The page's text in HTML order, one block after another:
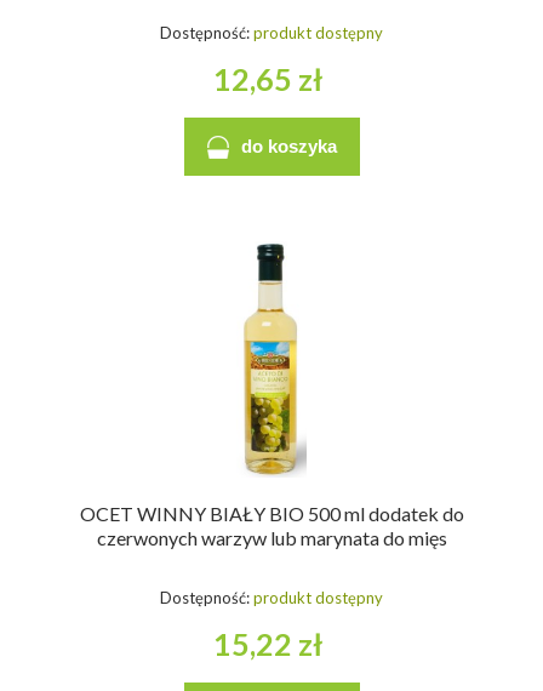
Dostępność:produkt dostępny
12,65 zł
do koszyka
OCET WINNY BIAŁY BIO 500 ml dodatek do
czerwonych warzyw lub marynata do mięs
Dostępność:produkt dostępny
15,22 zł